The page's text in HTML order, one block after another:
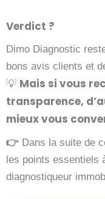
Verdict ?
Dimo Diagnostic
bons avis clients et
💡 Mais si vous
transparence,
mieux vous
👉 Dans la suite de
les points essentiels
diagnostiqueur